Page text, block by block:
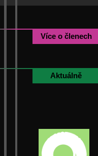
Aktuálně
Více o členech